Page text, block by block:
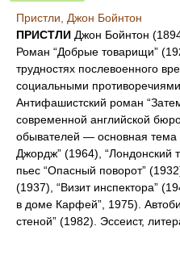
Пристли, Джон Бойнтон
ПРИСТЛИ Джон Бойнтон
Роман “Добрые товарищи”
трудностях послевоенного
социальными противоречиями
Антифашистский роман
современной английской
обывателей — основная
Джордж” (1964), “Лондонский
пьес “Опасный поворот”
(1937), “Визит инспектора”
в доме Карфей”, 1975).
стеной” (1982). Эссеист,